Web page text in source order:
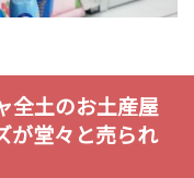
全土のお土産屋
が堂々と売られ